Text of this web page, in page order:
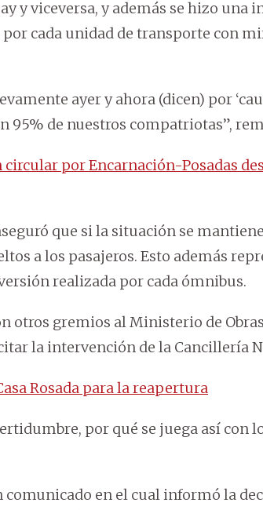
y viceversa, y además se hizo una
cada unidad de transporte con
ayer y ahora (dicen) por
95% de nuestros compatriotas”,
por Encarnación-Posadas
que si la situación se
a los pasajeros. Esto además
realizada por cada ómnibus.
otros gremios al Ministerio de
la intervención de la Cancillería
Rosada para la reapertura
por qué se juega así con
en el cual informó la